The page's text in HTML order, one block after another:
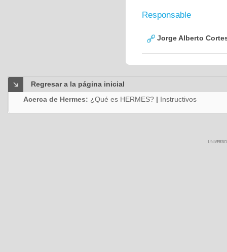
Responsable
Jorge Alberto
Regresar a la página inicial
Acerca de Hermes: ¿Qué es HERMES? | Instructivos